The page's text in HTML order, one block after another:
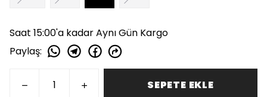
Saat 15:00'a kadar Aynı Gün Kargo
Paylaş:
SEPETE EKLE